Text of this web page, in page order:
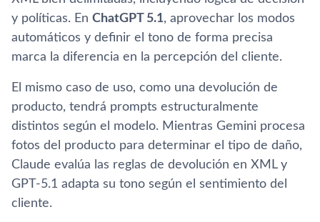
y políticas. En ChatGPT 5.1, aprovechar los modos
automáticos y definir el tono de forma precisa
marca la diferencia en la percepción del cliente.
El mismo caso de uso, como una devolución de
producto, tendrá prompts estructuralmente
distintos según el modelo. Mientras Gemini procesa
fotos del producto para determinar el tipo de daño,
Claude evalúa las reglas de devolución en XML y
GPT-5.1 adapta su tono según el sentimiento del
cliente.